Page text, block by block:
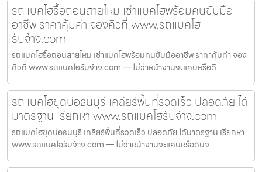
รถแบคโฮรื้อถอนสายไหม เช่าแบคโฮพร้อมคนขับมือ
อาชีพ ราคาคุ้มค่า จองคิวที่ www.รถแบคโฮ
รับจ้าง.com
รถแบคโฮรื้อถอนสายไหม เช่าแบคโฮพร้อมคนขับมืออาชีพ ราคาคุ้มค่า จอง
คิวที่ www.รถแบคโฮรับจ้าง.com — ไม่ว่าหน้างานจะแคบหรือดิ
รถแบคโฮขุดบ่อธนบุรี เคลียร์พื้นที่รวดเร็ว ปลอดภัย ได้
มาตรฐาน เรียกหา www.รถแบคโฮรับจ้าง.com
รถแบคโฮขุดบ่อธนบุรี เคลียร์พื้นที่รวดเร็ว ปลอดภัย ได้มาตรฐาน เรียกหา
www.รถแบคโฮรับจ้าง.com — ไม่ว่าหน้างานจะแคบหรือดินจ